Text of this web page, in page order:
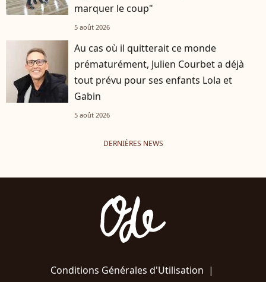
marquer le coup"
5 août 2026
Au cas où il quitterait ce monde
prématurément, Julien Courbet a déjà
tout prévu pour ses enfants Lola et
Gabin
5 août 2026
DERNIÈRES NEWS
Conditions Générales d'Utilisation |